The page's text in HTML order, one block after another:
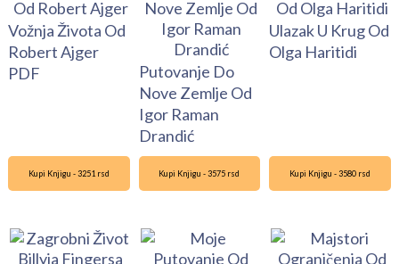
Vožnja Života Od
Robert Ajger
PDF
Putovanje Do
Nove Zemlje Od
Igor Raman
Drandić
Ulazak U Krug Od
Olga Haritidi
Kupi Knjigu - 3251 rsd Kupi Knjigu - 3575 rsd Kupi Knjigu - 3580 rsd